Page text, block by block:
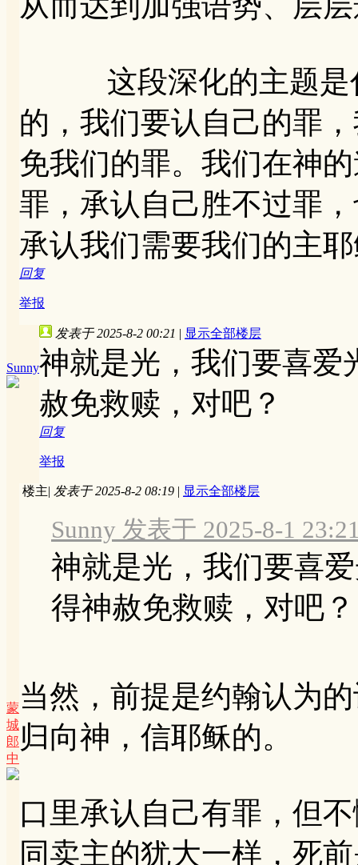
这段深化的主题是什
的，我们要认自己的罪
免我们的罪。我们在神
罪，承认自己胜不过罪
承认我们需要我们的主
回复
举报
Sunny
发表于 2025-8-2 00:21 | 显示全部楼层
神就是光，我们要喜爱
赦免救赎，对吧？
回复
举报
蒙
城
郎
中
楼主| 发表于 2025-8-2 08:19 | 显示全部楼层
Sunny 发表于 2025-8-1
神就是光，我们要喜
得神赦免救赎，对吧？
当然，前提是约翰认为
归向神，信耶稣的。
口里承认自己有罪，但
同卖主的犹大一样，死